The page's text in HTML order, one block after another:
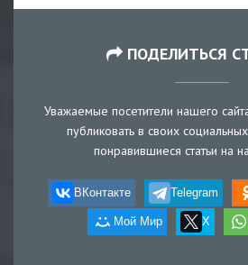
ПОДЕЛИТЬСЯ
Уважаемые посетители нашего
публиковать в своих
понравившиеся статьи на
ВКонтакте Telegram
Мой Мир X